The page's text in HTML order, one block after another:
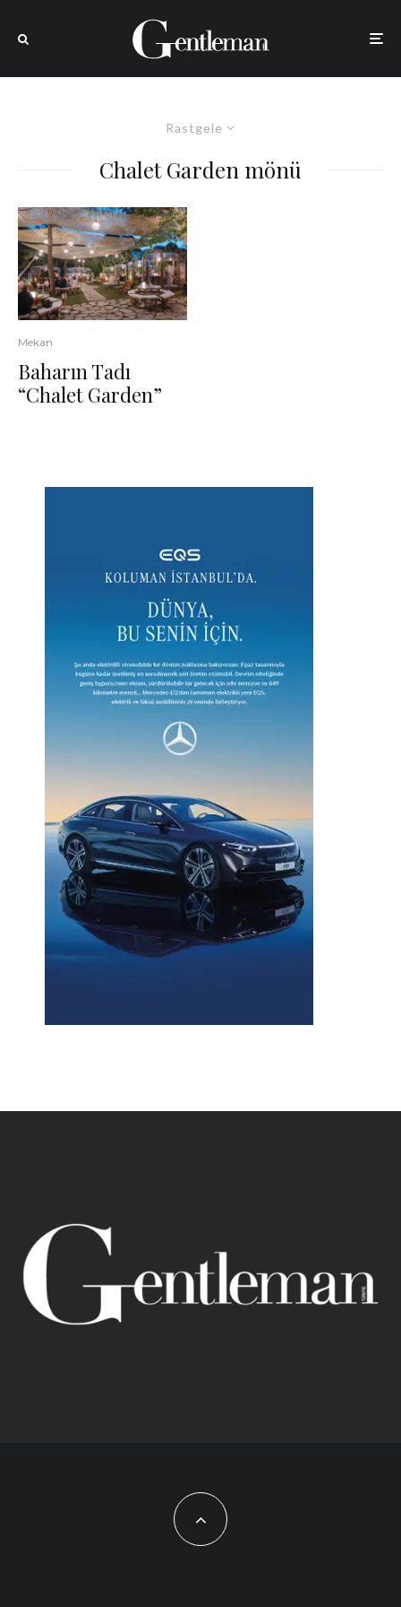
Rastgele
Chalet Garden mönü
Mekan
Baharın Tadı
“Chalet Garden”